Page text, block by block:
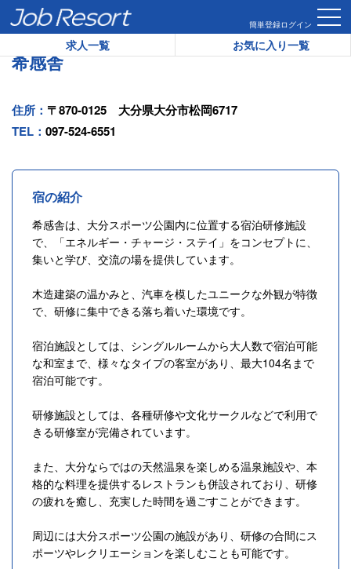
簡単登録ログイン
求人一覧 お気に入り一覧
HOME ホテル一覧
希感舎
住所： 〒870-0125 大分県大分市松岡6717
TEL： 097-524-6551
宿の紹介
希感舎は、大分スポーツ公園内に位置する宿泊研修施設
で、「エネルギー・チャージ・ステイ」をコンセプトに、
集いと学び、交流の場を提供しています。
木造建築の温かみと、汽車を模したユニークな外観が特徴
で、研修に集中できる落ち着いた環境です。
宿泊施設としては、シングルルームから大人数で宿泊可能
な和室まで、様々なタイプの客室があり、最大104名まで
宿泊可能です。
研修施設としては、各種研修や文化サークルなどで利用で
きる研修室が完備されています。
また、大分ならではの天然温泉を楽しめる温泉施設や、本
格的な料理を提供するレストランも併設されており、研修
の疲れを癒し、充実した時間を過ごすことができます。
周辺には大分スポーツ公園の施設があり、研修の合間にス
ポーツやレクリエーションを楽しむことも可能です。